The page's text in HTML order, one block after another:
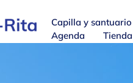
Capilla y santuario
Agenda
Tienda